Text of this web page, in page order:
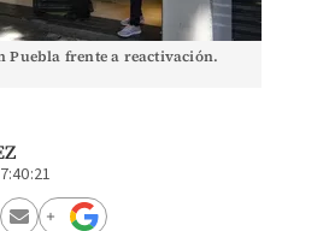
Puebla frente a reactivación.